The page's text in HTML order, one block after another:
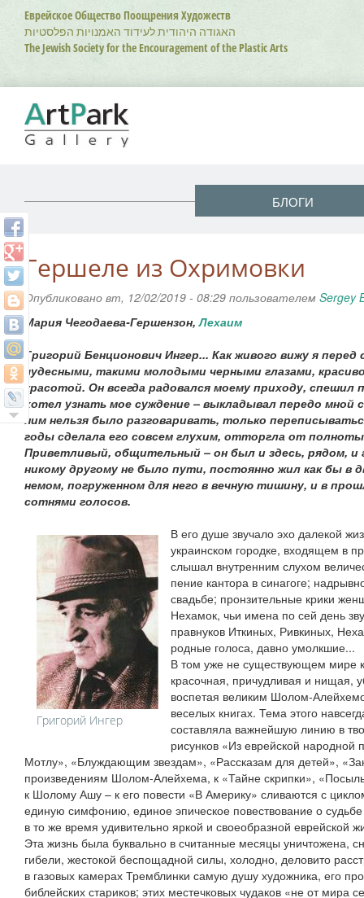
Перейти
основному
содержанию
Еврейское Общество Поощрения Художеств
האגודה היהודית לעידוד האמנויות הפלסטיות
The Jewish Society for the Encouragement of the Plastic Arts
БЛОГИ
Гершеле из Охримовки
Опубликовано вт, 12/02/2019 - 08:29 пользователем Sergey
Мария Чегодаева-Гершензон,Лехаим
Григорий Бенционович Ингер... Как живого вижу я
чудесными, такими молодыми черными глазами,
красотой. Он всегда радовался моему приходу,
хотел узнать мое суждение – выкладывал передо
ним нельзя было разговаривать, только
годы сделала его совсем глухим, отторгла от
Приветливый, общительный – он был и здесь, рядом, и
никому другому не было пути, постоянно жил как бы в
немом, погруженном для него в вечную тишину, и в
сотнями голосов.
Григорий Ингер
В его душе звучало эхо далекой
украинском городке, входящем в
слышал внутренним слухом
пение кантора в синагоге;
свадьбе; пронзительные крики
Нехамок, чьи имена по сей день
правнуков Иткиных, Ривкиных,
родные голоса, давно умолкшие...
В том уже не существующем мире
красочная, причудливая и нищая,
воспетая великим Шолом-
веселых книгах. Тема этого
составляла важнейшую линию в
рисунков «Из еврейской народной
Мотлу», «Блуждающим звездам», «Рассказам для детей»,
произведениям Шолом-Алейхема, к «Тайне скрипки»,
к Шолому Ашу – к его повести «В Америку» сливаются с
единую симфонию, единое эпическое повествование о
в то же время удивительно яркой и своеобразной еврейской
Эта жизнь была буквально в считанные месяцы уничтожена,
гибели, жестокой беспощадной силы, холодно, деловито
в газовых камерах Тремблинки самую душу художника, его
библейских стариков; этих местечковых чудаков «не от мира